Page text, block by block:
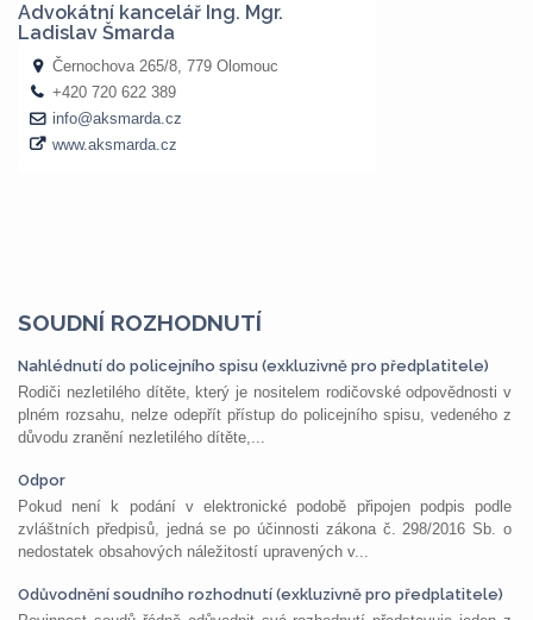
SOUDNÍ ROZHODNUTÍ
Nahlédnutí do policejního spisu (exkluzivně pro předplatitele)
Rodiči nezletilého dítěte, který je nositelem rodičovské odpovědnosti v
plném rozsahu, nelze odepřít přístup do policejního spisu, vedeného z
důvodu zranění nezletilého dítěte,...
Odpor
Pokud není k podání v elektronické podobě připojen podpis podle
zvláštních předpisů, jedná se po účinnosti zákona č. 298/2016 Sb. o
nedostatek obsahových náležitostí upravených v...
Odůvodnění soudního rozhodnutí (exkluzivně pro předplatitele)